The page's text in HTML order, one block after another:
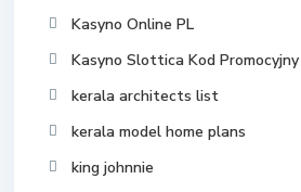
Kasyno Online PL
Kasyno Slottica Kod
kerala architects list
kerala model home plans
king johnnie